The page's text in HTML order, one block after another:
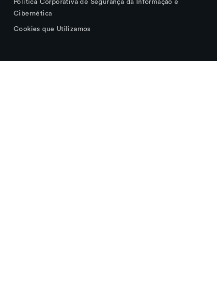
Cibernética
Cookies que Utilizamos